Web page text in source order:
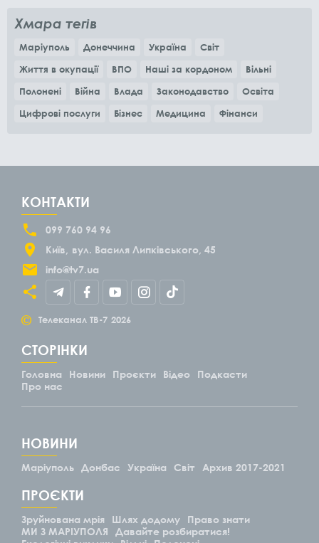
Хмара тегів
Маріуполь Донеччина Україна
Світ
Життя в окупації
ВПО Наші за кордоном
Вільні
Полонені
Війна Влада Законодавство
Освіта
Цифрові послуги
Бізнес Медицина Фінанси
КОНТАКТИ
099 760 94 96
Київ
вул. Василя Липківського, 45
info@tv7.ua
© Телеканал ТВ-7 2026
СТОРІНКИ
Головна Новини Проєкти Відео
Подкасти
Про нас
НОВИНИ
Маріуполь Донбас Україна Світ Архив 2017-2021
ПРОЄКТИ
Зруйнована мрія Шлях додому
Право знати
МИ З МАРІУПОЛЯ
Давайте розбиратися!